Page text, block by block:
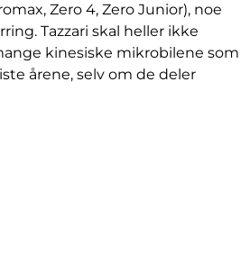
Zero 4, Zero Junior), noe
Tazzari skal heller ikke
kinesiske mikrobilene som
årene, selv om de deler